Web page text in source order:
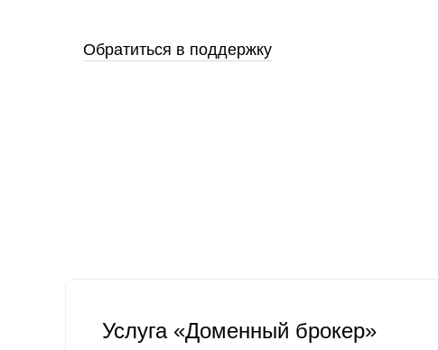
Обратиться в поддержку
Услуга «Доменный брокер»